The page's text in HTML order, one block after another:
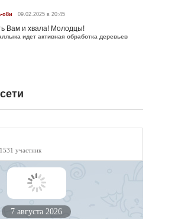
о8и 09.02.2025 в 20:45
Вам и хвала! Молодцы!
идет активная обработка деревьев